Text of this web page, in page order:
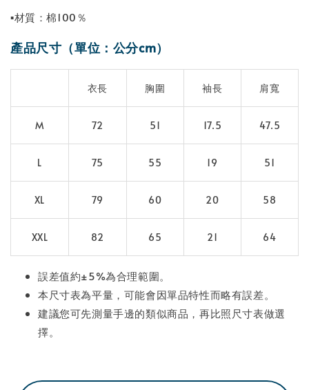
▪材質：棉100％
產品尺寸（單位：公分cm）
衣長 胸圍 袖長 肩寬
M 72 51 17.5 47.5
L 75 55 19 51
XL 79 60 20 58
XXL 82 65 21 64
誤差值約±5%為合理範圍。
本尺寸表為平量，可能會因單品特性而略有誤差。
建議您可先測量手邊的類似商品，再比照尺寸表做選
擇。